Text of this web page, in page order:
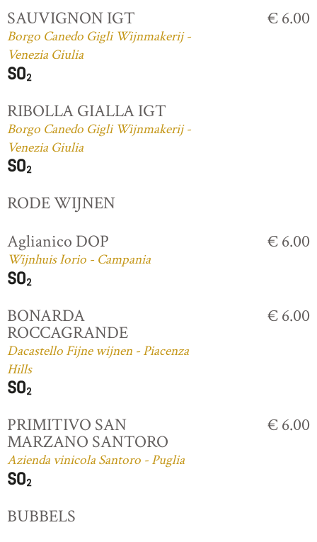
SAUVIGNON IGT
Borgo Canedo Gigli Wijnmakerij -
Venezia Giulia
€ 6.00
RIBOLLA GIALLA IGT
Borgo Canedo Gigli Wijnmakerij -
Venezia Giulia
RODE WIJNEN
Aglianico DOP
Wijnhuis Iorio - Campania
€ 6.00
BONARDA
ROCCAGRANDE
Dacastello Fijne wijnen - Piacenza
Hills
€ 6.00
PRIMITIVO SAN
MARZANO SANTORO
Azienda vinicola Santoro - Puglia
€ 6.00
BUBBELS